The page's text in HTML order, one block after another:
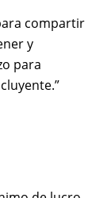
compartir
y
para